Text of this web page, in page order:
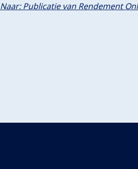
Naar: Publicatie van Rendement